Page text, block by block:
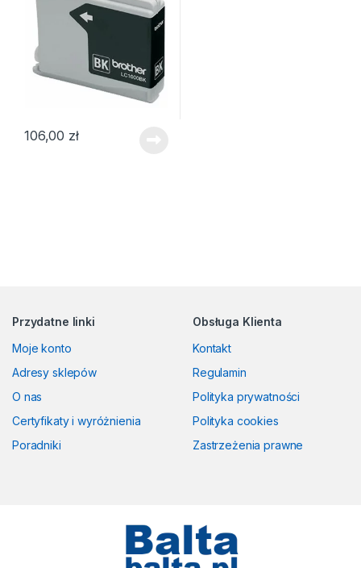
106,00 zł
Przydatne linki
Moje konto
Adresy sklepów
O nas
Certyfikaty i wyróżnienia
Poradniki
Obsługa Klienta
Kontakt
Regulamin
Polityka prywatności
Polityka cookies
Zastrzeżenia prawne